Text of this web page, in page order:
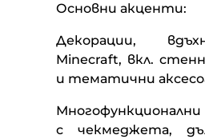
Основни акценти:
Декорации,
Minecraft, вкл.
и тематични
Многофункционални
с чекмеджета,